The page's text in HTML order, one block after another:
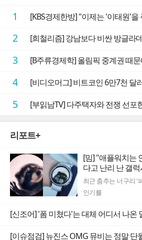
1 [KBS경제한방] "이제는 '이태원'을 주목해야" 이선엽 대표가 말
2 [희철리즘] 강남보다 비싼 방글라데시 부촌 굴샨
3 [B주류경제학] 올림픽 중계권 때문에
4 [비디오머그] 비트코인 6만7천 달러
5 [부읽남TV] 다주택자와 전쟁 선포한 정부,
리포트+
[밈] "애플워치는
다고 난리 난 갤
최근 춤추는 너구리 '
인기를
[신조어] '폼 미쳤다'는 대체 어디서 나온